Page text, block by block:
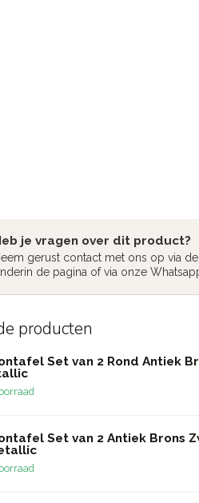
je vragen over dit product?
gerust contact met ons op via
de pagina of via onze
producten
Set van 2 Rond Antiek
Set van 2 Antiek Brons